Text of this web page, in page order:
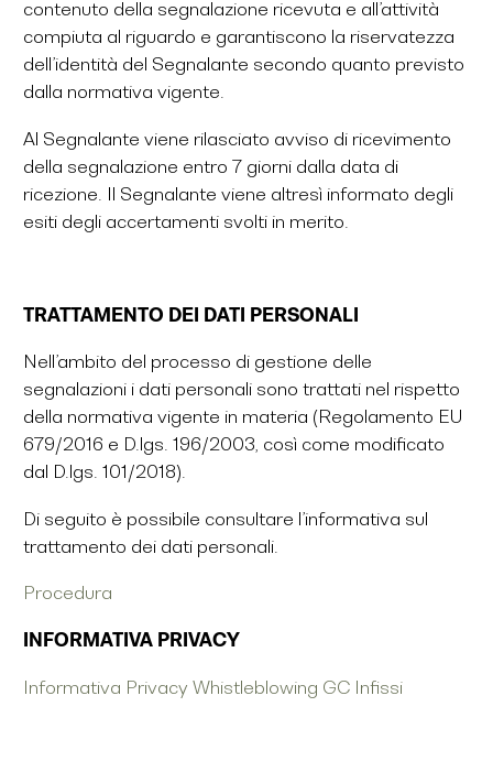
contenuto della segnalazione ricevuta e all’attività
compiuta al riguardo e garantiscono la riservatezza
dell’identità del Segnalante secondo quanto previsto
dalla normativa vigente.
Al Segnalante viene rilasciato avviso di ricevimento
della segnalazione entro 7 giorni dalla data di
ricezione. Il Segnalante viene altresì informato degli
esiti degli accertamenti svolti in merito.
TRATTAMENTO DEI DATI PERSONALI
Nell’ambito del processo di gestione delle
segnalazioni i dati personali sono trattati nel rispetto
della normativa vigente in materia (Regolamento EU
679/2016 e D.lgs. 196/2003, così come modificato
dal D.lgs. 101/2018).
Di seguito è possibile consultare l’informativa sul
trattamento dei dati personali.
Procedura
INFORMATIVA PRIVACY
Informativa Privacy Whistleblowing GC Infissi